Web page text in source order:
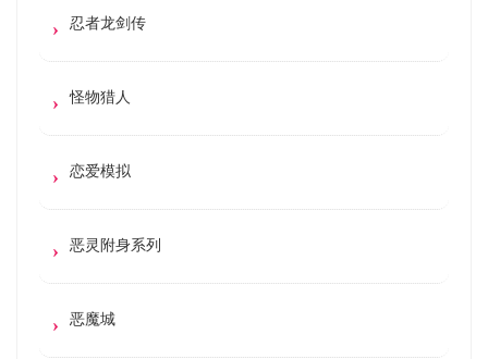
忍者龙剑传
怪物猎人
恋爱模拟
恶灵附身系列
恶魔城